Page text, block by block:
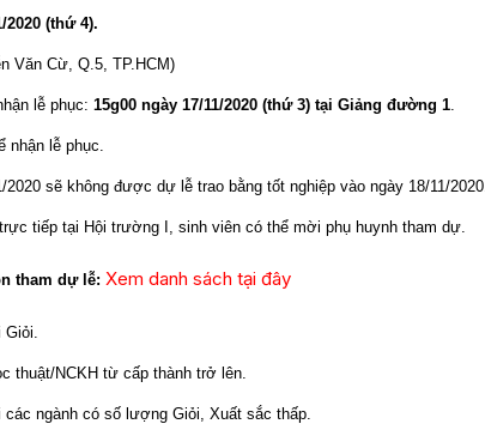
2020 (thứ 4).
Văn Cừ, Q.5, TP.HCM)
lễ phục: 15g00 ngày 17/11/2020 (thứ 3) tại Giảng đường 1
nhận lễ phục.
sẽ không được dự lễ trao bằng tốt nghiệp vào ngày 18/11/2020.
tiếp tại Hội trường I, sinh viên có thể mời phụ huynh tham dự.
tham dự lễ: Xem danh sách tại đây
thuật/NCKH từ cấp thành trở lên.
ngành có số lượng Giỏi, Xuất sắc thấp.